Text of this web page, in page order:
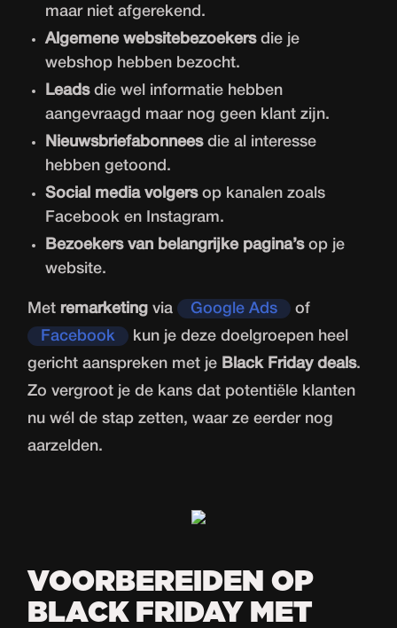
maar niet afgerekend.
Algemene websitebezoekersdie je
webshop hebben bezocht.
Leadsdie wel informatie hebben
aangevraagd maar nog geen klant zijn.
Nieuwsbriefabonneesdie al interesse
hebben getoond.
Social media volgersop kanalen zoals
Facebook en Instagram.
Bezoekers van belangrijke pagina’sop je
website.
Met remarketing via Google Ads
of
Facebook
kun je deze doelgroepen heel
gericht aanspreken met je Black Friday deals.
Zo vergroot je de kans dat potentiële klanten
nu wél de stap zetten, waar ze eerder nog
aarzelden.
VOORBEREIDEN OP
BLACK FRIDAY MET